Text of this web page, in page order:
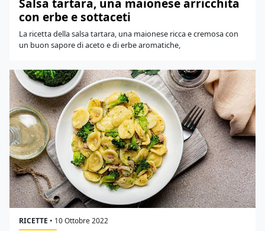
Salsa tartara, una maionese arricchita
con erbe e sottaceti
La ricetta della salsa tartara, una maionese ricca e cremosa con
un buon sapore di aceto e di erbe aromatiche,
RICETTE • 10 Ottobre 2022